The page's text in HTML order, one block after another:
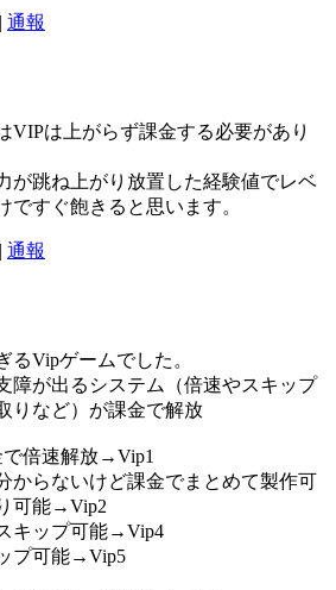
通報
VIPは上がらず課金する必要があり
が跳ね上がり放置した経験値でレベ
ですぐ飽きると思います。
通報
るVipゲームでした。
障が出るシステム（倍速やスキップ
りなど）が課金で解放
で倍速解放→Vip1
からないけど課金でまとめて製作可
可能→Vip2
キップ可能→Vip4
プ可能→Vip5